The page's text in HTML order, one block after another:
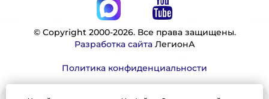
© Copyright 2000-2026. Все права защищены.
Разработка сайтаЛегионА
Политика конфиденциальности